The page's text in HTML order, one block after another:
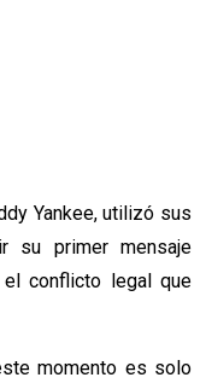
Yankee, utilizó sus
su primer mensaje
conflicto legal que
momento es solo